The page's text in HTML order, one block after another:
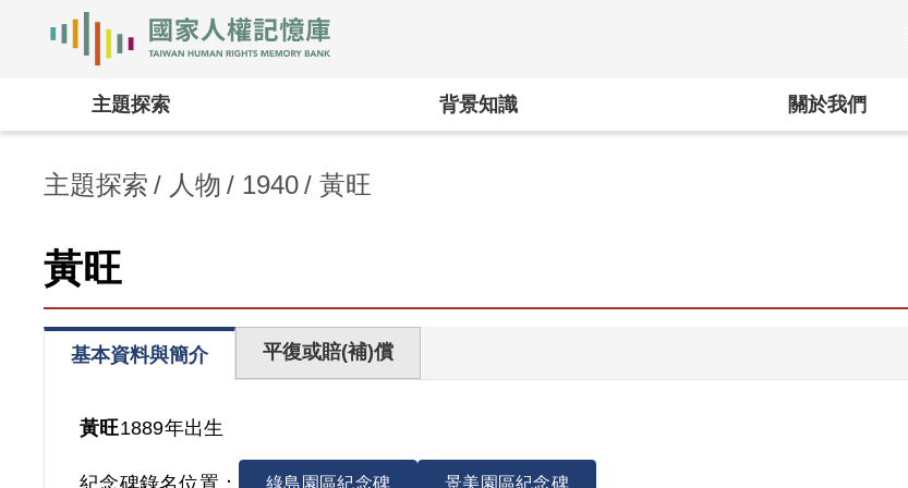
主題探索 背景知識 關於我們
主題探索 人物 1940 黃旺
黃旺
基本資料與簡介 平復或賠(補)償
黃旺1889年出生
紀念碑錄名位置： 綠島園區紀念碑 景美園區紀念碑